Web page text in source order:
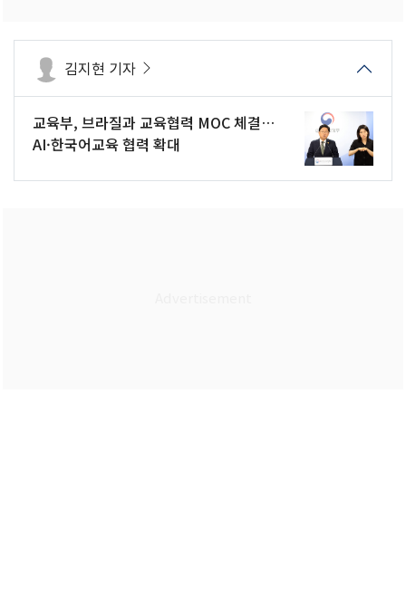
김지현 기자
교육부, 브라질과 교육협력 MOC 체결…
AI·한국어교육 협력 확대